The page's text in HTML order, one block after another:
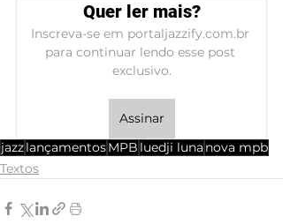
Quer ler mais?
Inscreva-se em portaljazzify.com.br
para continuar lendo esse post
exclusivo.
Assinar
jazzlançamentosMPB luedji luna nova mpb
Textos